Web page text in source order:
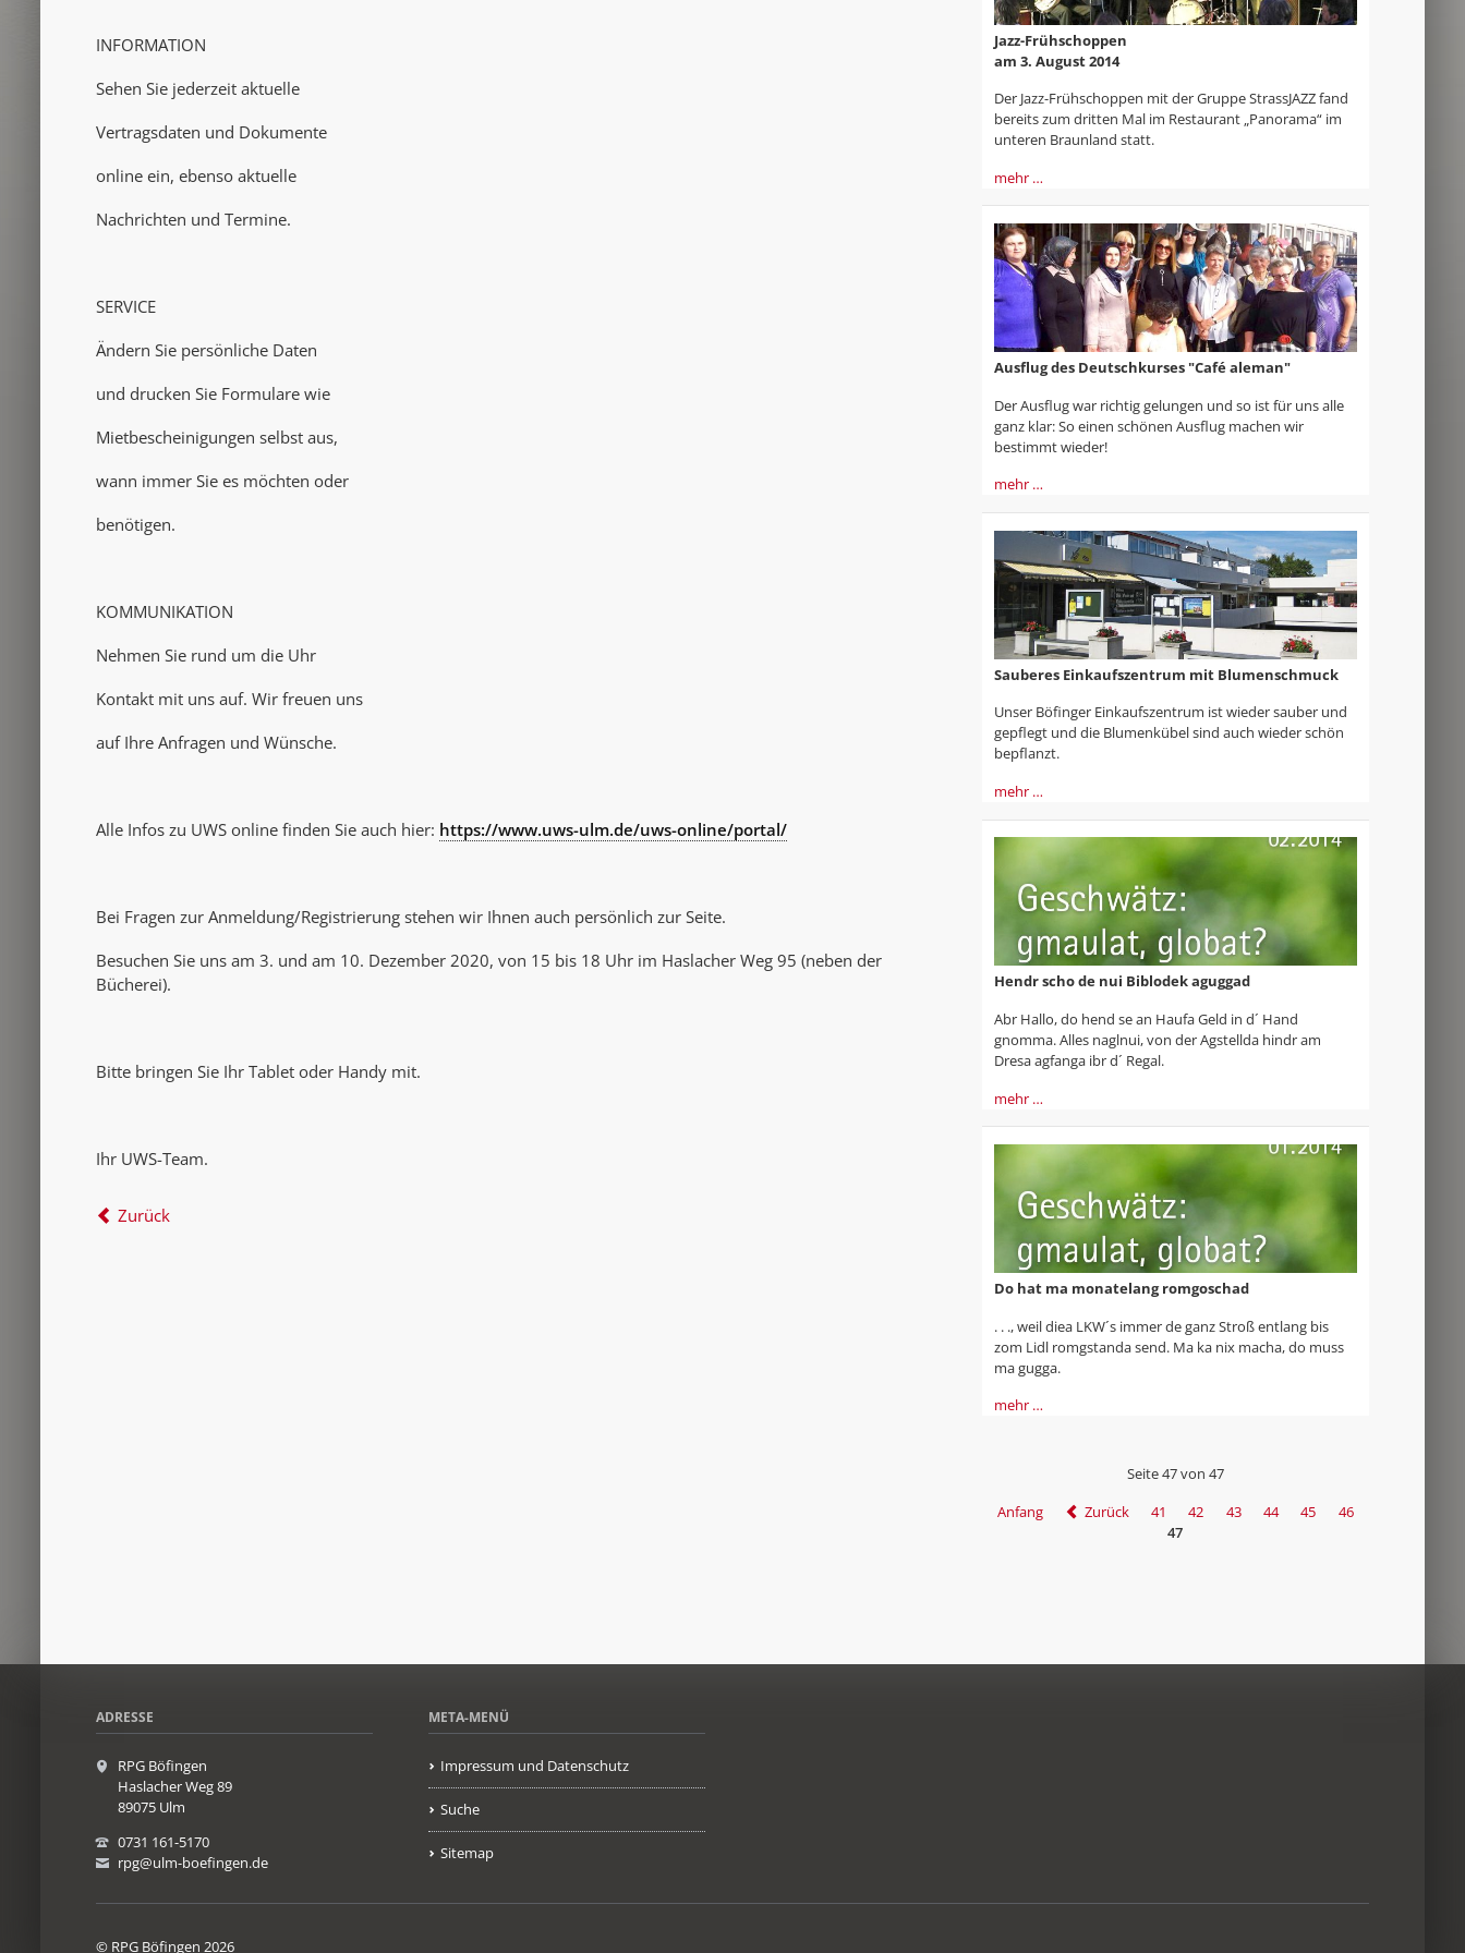
INFORMATION
Sehen Sie jederzeit aktuelle
Vertragsdaten und Dokumente
online ein, ebenso aktuelle
Nachrichten und Termine.
SERVICE
Ändern Sie persönliche Daten
und drucken Sie Formulare wie
Mietbescheinigungen selbst aus,
wann immer Sie es möchten oder
benötigen.
KOMMUNIKATION
Nehmen Sie rund um die Uhr
Kontakt mit uns auf. Wir freuen uns
auf Ihre Anfragen und Wünsche.
Alle Infos zu UWS online finden Sie auch hier: https://www.uws-ulm.de/uws-online/portal/
Bei Fragen zur Anmeldung/Registrierung stehen wir Ihnen auch persönlich zur Seite.
Besuchen Sie uns am 3. und am 10. Dezember 2020, von 15 bis 18 Uhr im Haslacher Weg 95 (neben der
Bücherei).
Bitte bringen Sie Ihr Tablet oder Handy mit.
Ihr UWS-Team.
Zurück
Jazz-Frühschoppen
am 3. August 2014
Der Jazz-Frühschoppen mit der Gruppe StrassJAZZ fand
bereits zum dritten Mal im Restaurant „Panorama“ im
unteren Braunland statt.
mehr …
Ausflug des Deutschkurses "Café aleman"
Der Ausflug war richtig gelungen und so ist für uns alle
ganz klar: So einen schönen Ausflug machen wir
bestimmt wieder!
mehr …
Sauberes Einkaufszentrum mit Blumenschmuck
Unser Böfinger Einkaufszentrum ist wieder sauber und
gepflegt und die Blumenkübel sind auch wieder schön
bepflanzt.
mehr …
Hendr scho de nui Biblodek aguggad
Abr Hallo, do hend se an Haufa Geld in d´ Hand
gnomma. Alles naglnui, von der Agstellda hindr am
Dresa agfanga ibr d´ Regal.
mehr …
Do hat ma monatelang romgoschad
. . ., weil diea LKW´s immer de ganz Stroß entlang bis
zom Lidl romgstanda send. Ma ka nix macha, do muss
ma gugga.
mehr …
Seite 47 von 47
Anfang
Zurück 41 42 43 44 45
46
47
ADRESSE
RPG Böfingen
Haslacher Weg 89
89075 Ulm
0731 161-5170
rpg@ulm-boefingen.de
META-MENÜ
Impressum und Datenschutz
Suche
Sitemap
© RPG Böfingen 2026